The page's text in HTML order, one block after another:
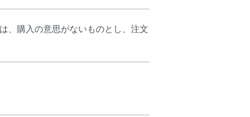
、購入の意思がないものとし、注文